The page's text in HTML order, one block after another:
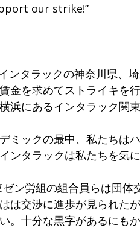
our strike!”
ンタラックの神奈川県、
金を求めてストライキを
浜にあるインタラック関
ミックの最中、私たち
ンタラックは私たちを気
ン労組の組合員らは団
は交渉に進歩が見られた
。十分な黒字があるにも